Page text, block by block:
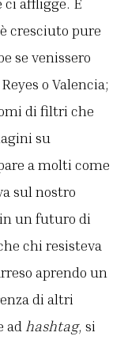
cresciuto pure
se venissero
o Valencia;
di filtri che
su
a molti come
sul nostro
un futuro di
chi resisteva
aprendo un
di altri
ad hashtag, si